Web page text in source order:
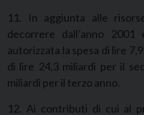
11. In aggiunta alle
decorrere dall’anno
autorizzata la spesa di lire
di lire 24,3 miliardi per il
miliardi per il terzo anno.
12. Ai contributi di cui al